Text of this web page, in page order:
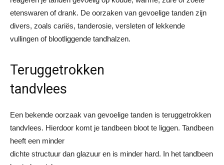
etenswaren of drank. De oorzaken van gevoelige tanden zijn
divers, zoals cariës, tanderosie, versleten of lekkende
vullingen of blootliggende tandhalzen.
Teruggetrokken
tandvlees
Een bekende oorzaak van gevoelige tanden is teruggetrokken
tandvlees. Hierdoor komt je tandbeen bloot te liggen. Tandbeen
heeft een minder
dichte structuur dan glazuur en is minder hard. In het tandbeen